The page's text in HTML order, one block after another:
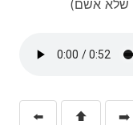
⬅️ ⬆️ ➡️